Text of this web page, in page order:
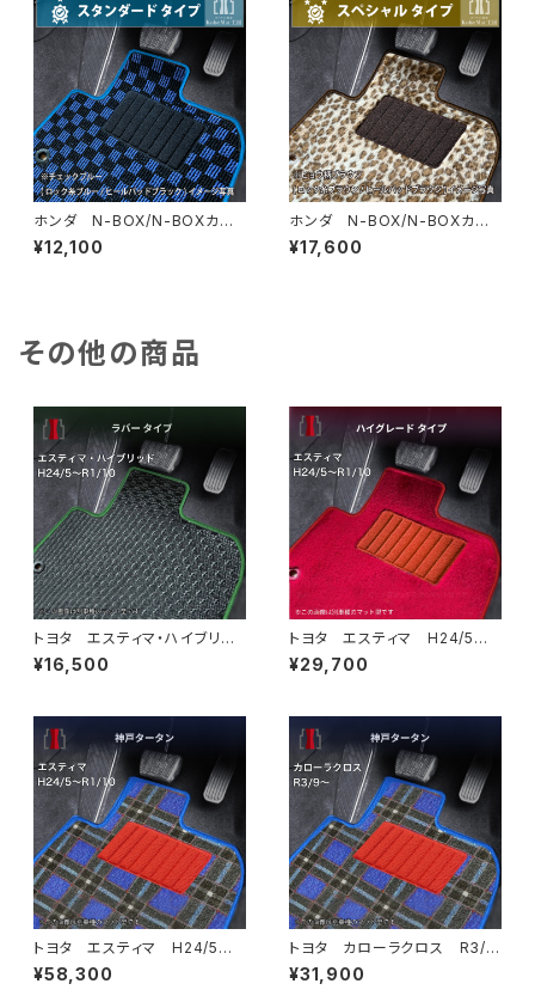
ホンダ N-BOX/N-BOXカス
タム H23/12〜H29/9 JF1/
2 フロアマット一式 カーマッ
¥12,100
ホンダ N-BOX/N-BOXカス
タム H23/12〜H29/9 JF1/
2 フロアマット一式 カーマッ
¥17,600
その他の商品
トヨタ エスティマ・ハイブリッ
ド H24/5〜R1/10（後期） 20
系 フロアマット一式 カーマッ
¥16,500
トヨタ エスティマ H24/5〜R
1/10（後期） 50系 フロアマッ
ト一式 カーマット ハイグレー
¥29,700
トヨタ エスティマ H24/5〜R
1/10（後期） 50系 フロアマッ
ト一式 カーマット 神戸タータ
¥58,300
トヨタ カローラクロス R3/
9〜 10系 フロアマット一
式 カーマット 神戸タータ
¥31,900